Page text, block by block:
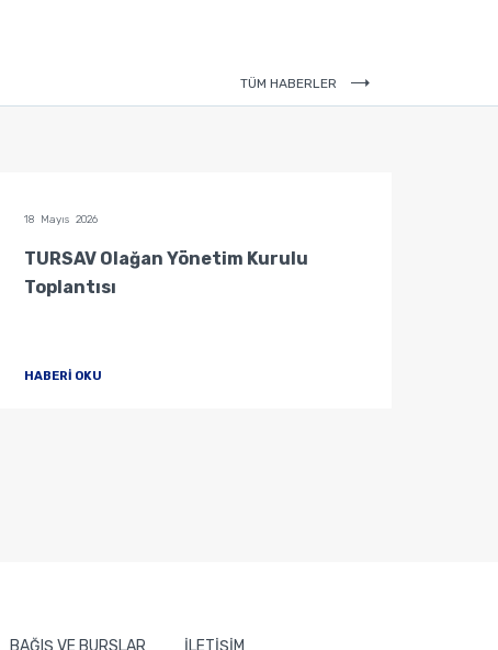
TÜM HABERLER
18 Mayıs 2026
TURSAV Olağan Yönetim Kurulu
Toplantısı
HABERİ OKU
BAĞIŞ VE BURSLAR İLETİŞİM